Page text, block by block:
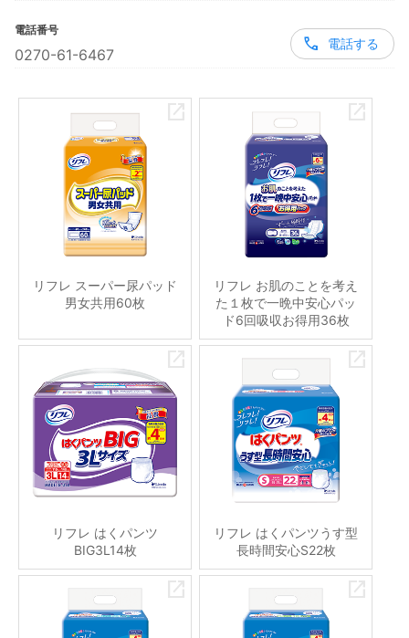
電話番号
0270-61-6467
電話する
リフレ スーパー尿パッド
男女共用60枚
リフレ お肌のことを考え
た１枚で一晩中安心パッ
ド6回吸収お得用36枚
リフレ はくパンツ
BIG3L14枚
リフレ はくパンツうす型
長時間安心S22枚